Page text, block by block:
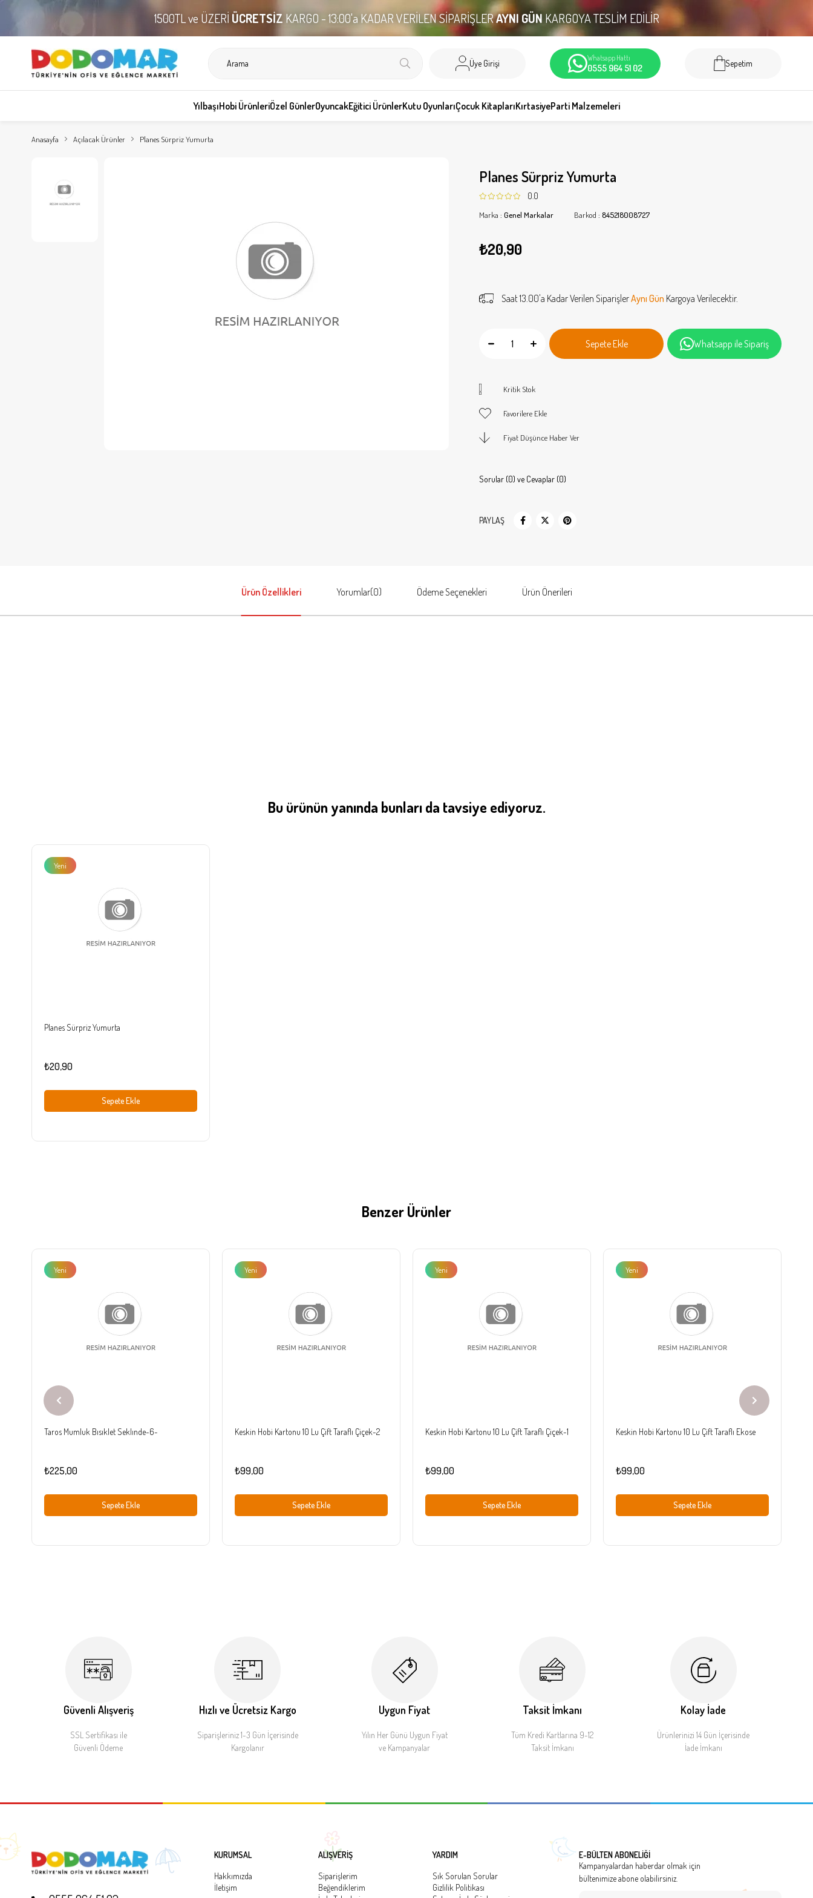
1500TL ve ÜZERİ ÜCRETSİZ KARGO - 13:00'a KADAR VERİLEN SİPARİŞLERAYNI GÜN KARGOYA TESLİM EDİLİR
Üye Girişi
Whatsapp Hattı
0555 964 51 02 Sepetim
YılbaşıHobi ÜrünleriÖzel GünlerOyuncakEğitici ÜrünlerKutu OyunlarıÇocuk KitaplarıKırtasiyeParti Malzemeleri
Anasayfa Açılacak Ürünler Planes Sürpriz Yumurta
Planes Sürpriz Yumurta
0.0
Marka : Genel Markalar Barkod : 845218008727
₺20,90
Saat 13.00'a Kadar Verilen SiparişlerAynı Gün Kargoya Verilecektir.
Whatsapp ile Sipariş
Kritik Stok
Favorilere Ekle
Fiyat Düşünce Haber Ver
Sorular (0) ve Cevaplar (0)
PAYLAŞ
Ürün Özellikleri Yorumlar(0) Ödeme Seçenekleri Ürün Önerileri
Bu ürünün yanında bunları da tavsiye ediyoruz.
Planes Sürpriz Yumurta
₺20,90
Sepete Ekle
Yeni
Benzer Ürünler
Taros Mumluk Bısıklet Seklınde-6-
₺225,00
Sepete Ekle
Yeni
Keskin Hobi Kartonu 10 Lu Çift Taraflı Çiçek-2
₺99,00
Sepete Ekle
Yeni
Keskin Hobi Kartonu 10 Lu Çift Taraflı Çiçek-1
₺99,00
Sepete Ekle
Yeni
Keskin Hobi Kartonu 10 Lu Çift Taraflı Ekose
₺99,00
Sepete Ekle
Yeni
Güvenli Alışveriş
SSL Sertifikası ile
Güvenli Ödeme
Hızlı ve Ücretsiz Kargo
Siparişleriniz 1-3 Gün İçerisinde
Kargolanır
Uygun Fiyat
Yılın Her Günü Uygun Fiyat
ve Kampanyalar
Taksit İmkanı
Tüm Kredi Kartlarına 9-12
Taksit İmkanı
Kolay İade
Ürünlerinizi 14 Gün İçerisinde
İade İmkanı
KURUMSAL
Hakkımızda
İletişim
ALIŞVERİŞ
Siparişlerim
Beğendiklerim
YARDIM
Sık Sorulan Sorular
Gizlilik Politikası
E-BÜLTEN ABONELİĞİ
Kampanyalardan haberdar olmak için
bültenimize abone olabilirsiniz.